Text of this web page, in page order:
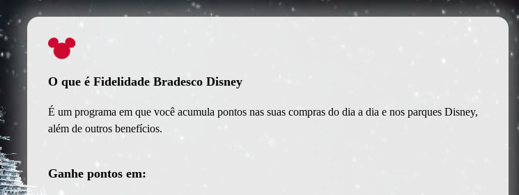
O que é Fidelidade Bradesco Disney
É um programa em que você acumula pontos nas suas compras do dia a dia e nos parques Disney,
além de outros benefícios.
Ganhe pontos em: